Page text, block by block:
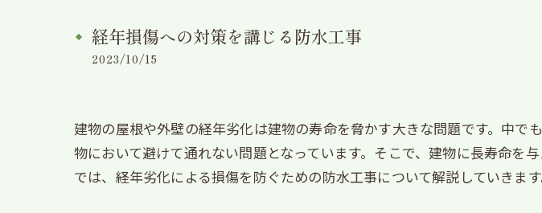
経年損傷への対策を講じる防水工事
2023/10/15
建物の屋根や外壁の経年劣化は建物の寿命を脅かす大きな問題です。中
物において避けて通れない問題となっています。そこで、建物に長寿命を
では、経年劣化による損傷を防ぐための防水工事について解説していきます